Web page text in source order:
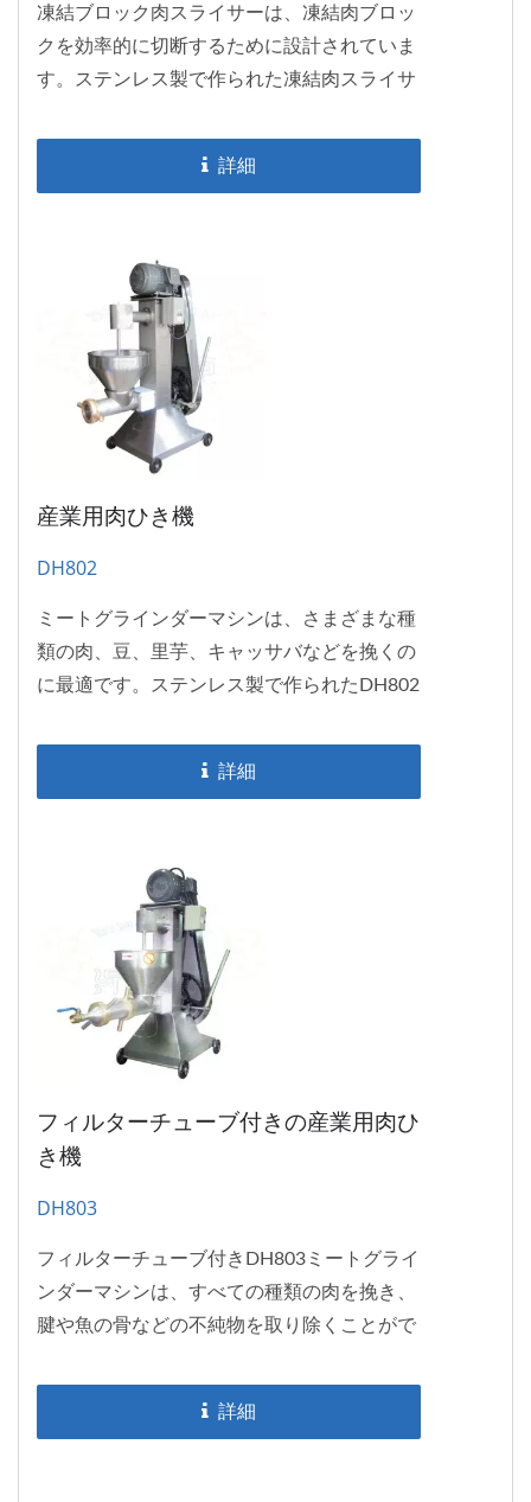
凍結ブロック肉スライサーは、凍結肉ブロッ
クを効率的に切断するために設計されていま
す。ステンレス製で作られた凍結肉スライサ
す。歯車減速機を備えた頑丈な構造は、重い
負荷を簡単に処理できます。スライスの厚さ
し、魚や肉団子の生産ラインを立ち上げるの
に最適です。
詳細
産業用肉ひき機
DH802
ミートグラインダーマシンは、さまざまな種
類の肉、豆、里芋、キャッサバなどを挽くの
に最適です。ステンレス製で作られたDH802
の出力に合わせて2つのサイズで利用可能
で、あらゆる種類の肉、詰め物、飼料、飼料
詳細
フィルターチューブ付きの産業用肉ひ
き機
DH803
フィルターチューブ付きDH803ミートグライ
ンダーマシンは、すべての種類の肉を挽き、
腱や魚の骨などの不純物を取り除くことがで
詳細